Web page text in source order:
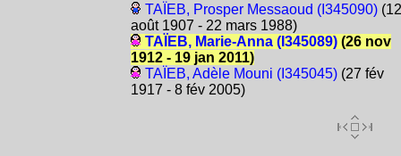
TAÏEB, Prosper Messaoud (I345090)(12
août 1907 - 22 mars 1988)
TAÏEB, Marie-Anna (I345089)(26 nov
1912 - 19 jan 2011)
TAÏEB, Adèle Mouni (I345045)(27 fév
1917 - 8 fév 2005)